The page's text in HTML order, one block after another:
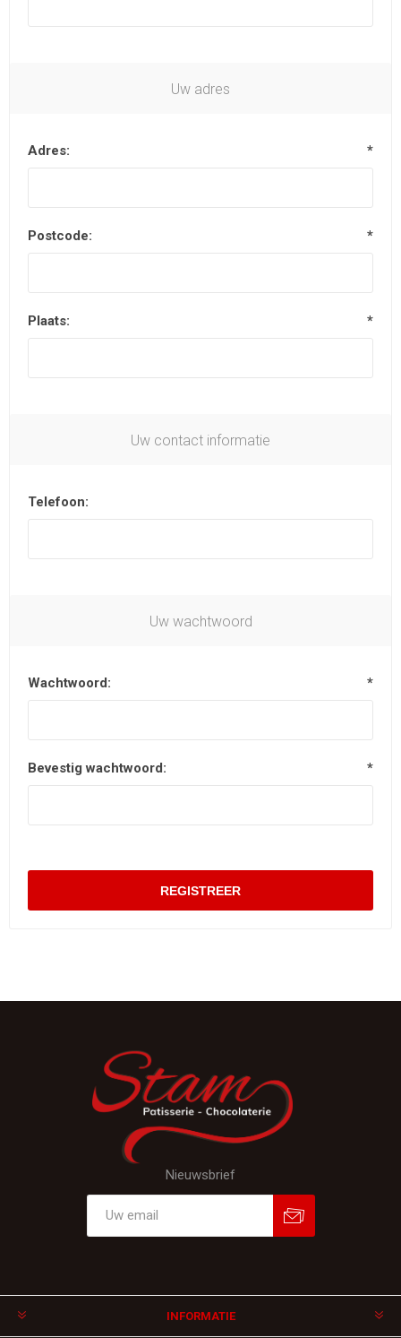
Uw adres
Adres: *
Postcode: *
Plaats: *
Uw contact informatie
Telefoon:
Uw wachtwoord
Wachtwoord: *
Bevestig wachtwoord: *
Nieuwsbrief
INFORMATIE